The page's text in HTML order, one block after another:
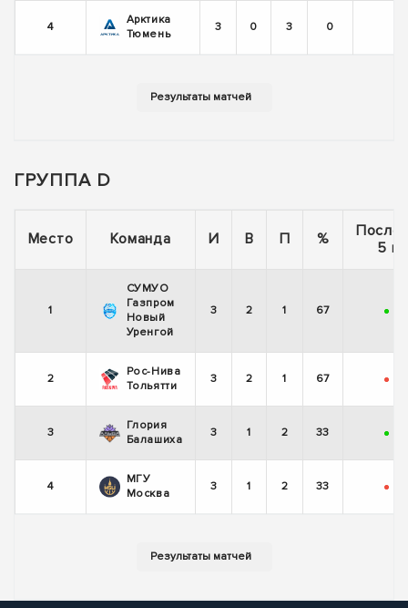
4
Арктика
Тюмень
3 0 3 0
ГРУППА D
Место Команда И В П %
5
1
СУМУО
Газпром
Новый
Уренгой
3 2 1 67 +
2
Рос-Нива
Тольятти
3 2 1 67 -
3
Глория
Балашиха
3 1 2 33 +
4
МГУ
Москва
3 1 2 33 -